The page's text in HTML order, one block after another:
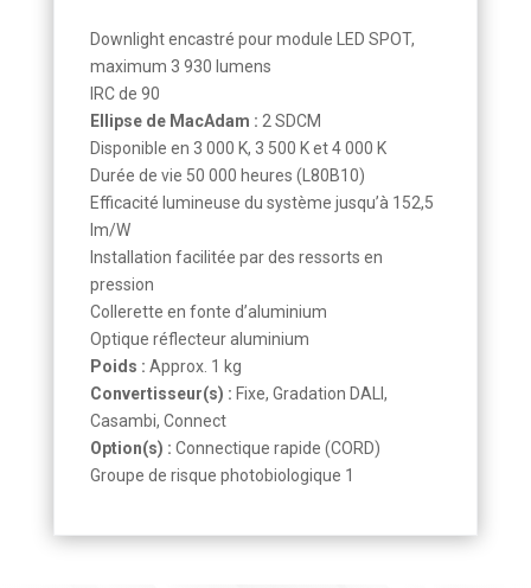
Downlight encastré pour module LED SPOT,
maximum 3 930 lumens
IRC de 90
Ellipse de MacAdam : 2 SDCM
Disponible en 3 000 K, 3 500 K et 4 000 K
Durée de vie 50 000 heures (L80B10)
Efficacité lumineuse du système jusqu’à 152,5
lm/W
Installation facilitée par des ressorts en
pression
Collerette en fonte d’aluminium
Optique réflecteur aluminium
Poids : Approx. 1 kg
Convertisseur(s) : Fixe, Gradation DALI,
Casambi, Connect
Option(s) : Connectique rapide (CORD)
Groupe de risque photobiologique 1